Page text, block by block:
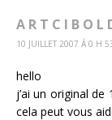
A R T C I B O L
10 JUILLET 2007 Á 0 H
hello
j’ai un original
cela peut vous